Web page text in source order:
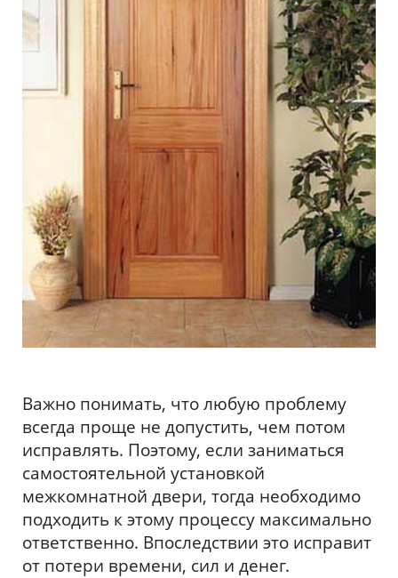
Важно понимать, что любую проблему
всегда проще не допустить, чем потом
исправлять. Поэтому, если заниматься
самостоятельной установкой
межкомнатной двери, тогда необходимо
подходить к этому процессу максимально
ответственно. Впоследствии это исправит
от потери времени, сил и денег.